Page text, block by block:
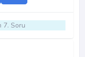
7. Soru